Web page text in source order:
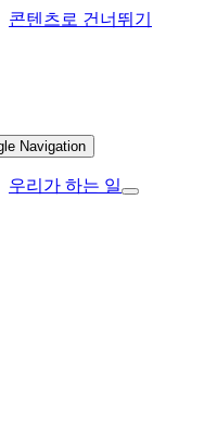
콘텐츠로 건너뛰기
Navigation
우리가 하는 일